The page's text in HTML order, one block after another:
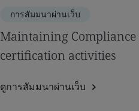
การสัมมนาผ่านเว็บ
Maintaining Compliance
certification activities
ดูการสัมมนาผ่านเว็บ